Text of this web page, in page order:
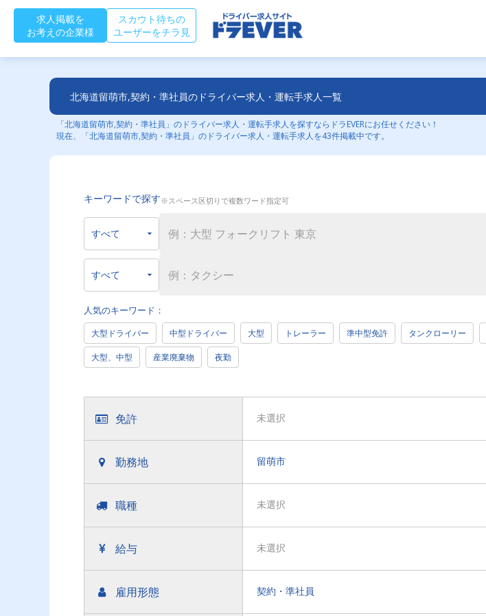
求人掲載を
お考えの企業様
スカウト待ちの
ユーザーをチラ見
北海道留萌市,契約・準社員のドライバー求人・運転手求人一覧
「北海道留萌市,契約・準社員」のドライバー求人・運転手求人を探すならドラEVERにお任せください！
現在、「北海道留萌市,契約・準社員」のドライバー求人・運転手求人を43件掲載中です。
キーワードで探す※スペース区切りで複数ワード指定可
人気のキーワード：
大型ドライバー 中型ドライバー 大型 トレーラー 準中型免許 タンクローリー
大型、中型 産業廃棄物 夜勤
免許 未選択
勤務地 留萌市
職種 未選択
給与 未選択
雇用形態 契約・準社員